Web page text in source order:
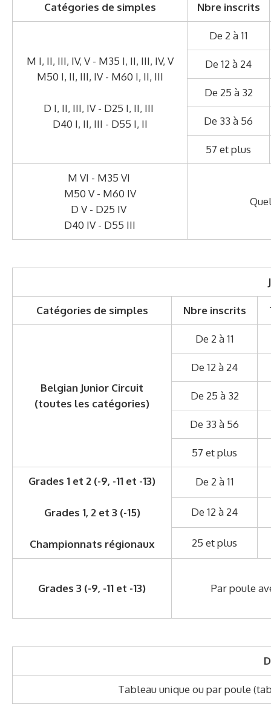
Catégories de simples Nbre inscrits
M I, II, III, IV, V - M35 I, II, III, IV, V
M50 I, II, III, IV - M60 I, II, III
D I, II, III, IV - D25 I, II, III
D40 I, II, III - D55 I, II
De 2 à 11
De 12 à 24
De 25 à 32
De 33 à 56
57 et plus
M VI - M35 VI
M50 V - M60 IV
D V - D25 IV
D40 IV - D55 III
Catégories de simples Nbre inscrits
Belgian Junior Circuit
(toutes les catégories)
De 2 à 11
De 12 à 24
De 25 à 32
De 33 à 56
57 et plus
Grades 1 et 2 (-9, -11 et -13)
Grades 1, 2 et 3 (-15)
Championnats régionaux
De 2 à 11
De 12 à 24
25 et plus
Grades 3 (-9, -11 et -13) Par poule
Tableau unique ou par poule